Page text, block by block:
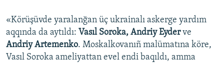
«Körüşüvde yaralanğan üç ukrainalı askerge yardım
aqqında da aytıldı: Vasıl Soroka, Andriy Eyderve
Andriy Artemenko. Moskalkovanıñ malümatına köre,
Vasıl Soroka ameliyattan evel endi baqıldı, amma